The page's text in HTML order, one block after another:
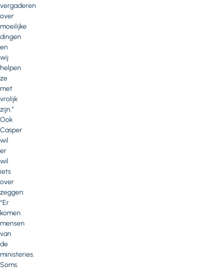
vergaderen
over
moeilijke
dingen
en
wij
helpen
ze
met
vrolijk
zijn.”
Ook
Casper
wil
er
wil
iets
over
zeggen:
“Er
komen
mensen
van
de
ministeries.
Soms